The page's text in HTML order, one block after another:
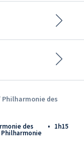
Philharmonie des
des • 1h15